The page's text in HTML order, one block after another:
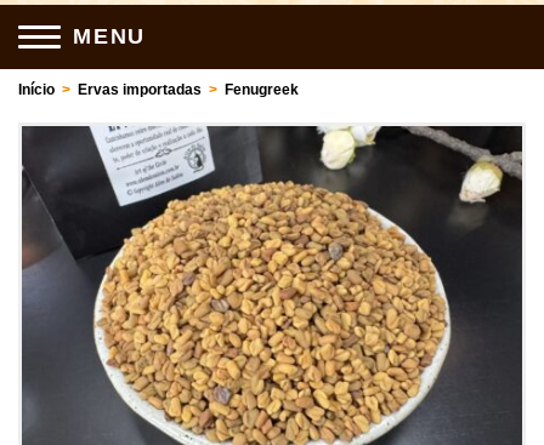
MENU
Início > Ervas importadas > Fenugreek